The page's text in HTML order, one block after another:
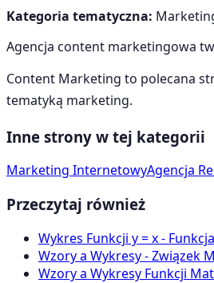
Kategoria tematyczna:
Agencja content marketingowa
Content Marketing to polecana
tematyką marketing.
Inne strony w tej kategorii
Marketing InternetowyAgencja
Przeczytaj również
Wykres Funkcji y = x -
Wzory a Wykresy - Związek
Wzory a Wykresy Funkcji